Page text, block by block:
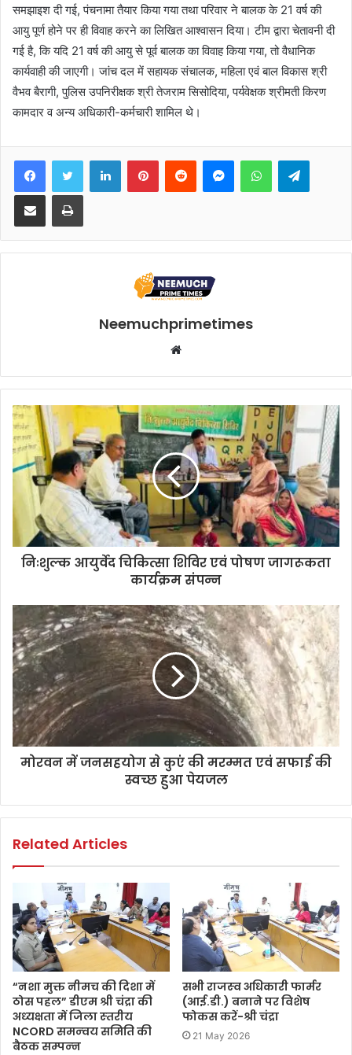
समझाइश दी गई, पंचनामा तैयार किया गया तथा परिवार ने बालक के 21 वर्ष की
आयु पूर्ण होने पर ही विवाह करने का लिखित आश्वासन दिया। टीम द्वारा चेतावनी दी
गई है, कि यदि 21 वर्ष की आयु से पूर्व बालक का विवाह किया गया, तो वैधानिक
कार्यवाही की जाएगी। जांच दल में सहायक संचालक, महिला एवं बाल विकास श्री
वैभव बैरागी, पुलिस उपनिरीक्षक श्री तेजराम सिसोदिया, पर्यवेक्षक श्रीमती किरण
कामदार व अन्य अधिकारी-कर्मचारी शामिल थे।
FacebookTwitter LinkedInPinterestReddit MessengerWhatsApp
Share via Email Print
Neemuchprimetimes
Website
निःशुल्क आयुर्वेद चिकित्सा शिविर एवं पोषण जागरूकता
कार्यक्रम संपन्न
मोरवन में जनसहयोग से कुएं की मरम्मत एवं सफाई की
स्वच्छ हुआ पेयजल
Related Articles
“नशा मुक्त नीमच की दिशा में
ठोस पहल” डीएम श्री चंद्रा की
अध्‍यक्षता में जिला स्‍तरीय
NCORD समन्‍वय समिति की
बैठक सम्‍पन्‍न
सभी राजस्‍व अधिकारी फार्मर
(आई.डी.) बनाने पर विशेष
फोकस करें-श्री चंद्रा
21 May 2026